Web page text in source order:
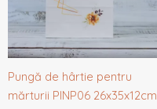
Pungă de hârtie pentru
mărturii PINP06 26x35x12cm